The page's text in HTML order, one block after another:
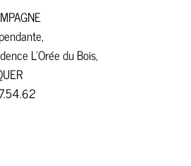
L'Orée du Bois,